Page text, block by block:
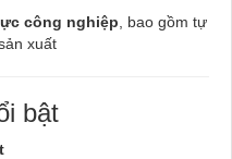
công nghiệp , bao gồm tự
xuất
bật